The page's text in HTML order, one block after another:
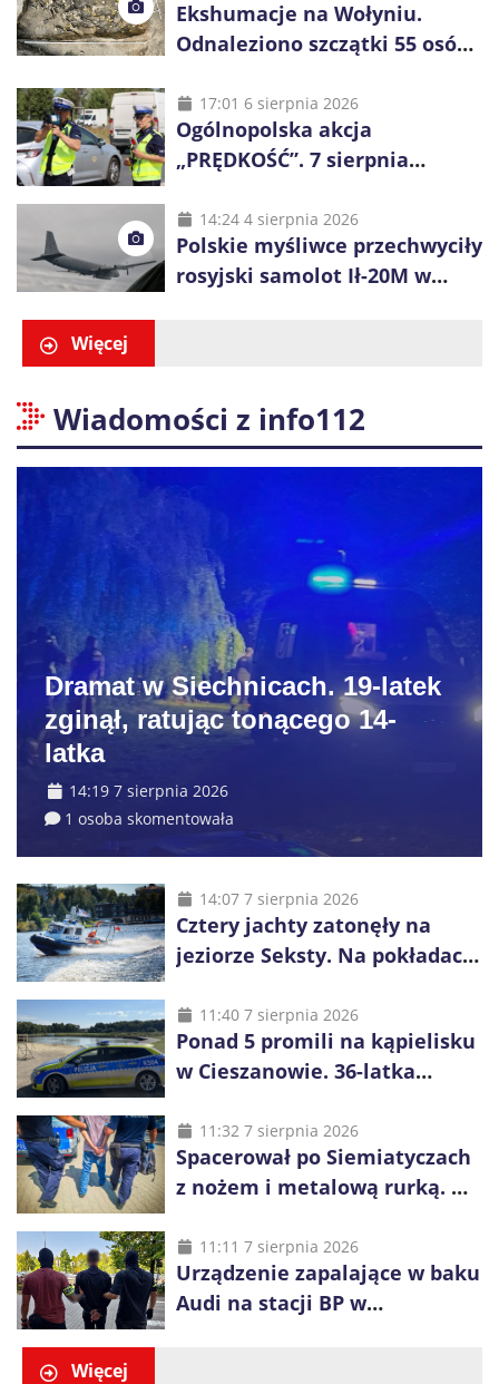
Ekshumacje na Wołyniu.
Odnaleziono szczątki 55 osób,
17:01 6 sierpnia 2026
Ogólnopolska akcja
„PRĘDKOŚĆ”. 7 sierpnia
14:24 4 sierpnia 2026
Polskie myśliwce przechwyciły
rosyjski samolot Ił-20M w
Więcej
Wiadomości z info112
Dramat w Siechnicach. 19-latek
zginął, ratując tonącego 14-
latka
14:19 7 sierpnia 2026
1 osoba skomentowała
14:07 7 sierpnia 2026
Cztery jachty zatonęły na
jeziorze Seksty. Na pokładach
małoletnich
11:40 7 sierpnia 2026
Ponad 5 promili na kąpielisku
w Cieszanowie. 36-latka
z wody
11:32 7 sierpnia 2026
Spacerował po Siemiatyczach
z nożem i metalową rurką. W
alkohol i perfumy
11:11 7 sierpnia 2026
Urządzenie zapalające w baku
Audi na stacji BP w
Więcej